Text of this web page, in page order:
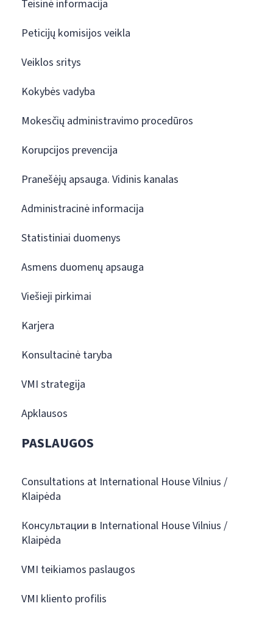
Teisinė informacija
Peticijų komisijos veikla
Veiklos sritys
Kokybės vadyba
Mokesčių administravimo procedūros
Korupcijos prevencija
Pranešėjų apsauga. Vidinis kanalas
Administracinė informacija
Statistiniai duomenys
Asmens duomenų apsauga
Viešieji pirkimai
Karjera
Konsultacinė taryba
VMI strategija
Apklausos
PASLAUGOS
Consultations at International House Vilnius /
Klaipėda
Консультации в International House Vilnius /
Klaipėda
VMI teikiamos paslaugos
VMI kliento profilis